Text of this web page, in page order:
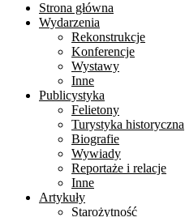
Strona główna
Wydarzenia
Rekonstrukcje
Konferencje
Wystawy
Inne
Publicystyka
Felietony
Turystyka historyczna
Biografie
Wywiady
Reportaże i relacje
Inne
Artykuły
Starożytność